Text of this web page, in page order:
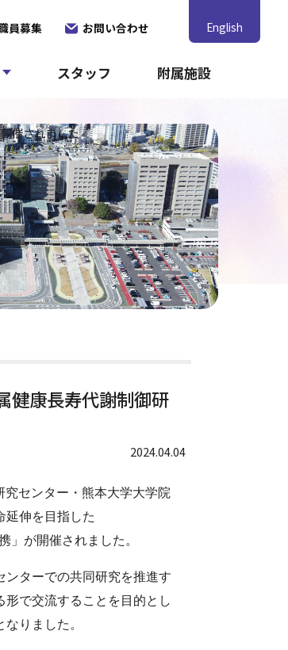
員募集 お問い合わせ English
スタッフ 附属施設
催されました
健康長寿代謝制御研
2024.04.04
センター・熊本大学大学院
延伸を目指した
」が開催されました。
ターでの共同研究を推進す
で交流することを目的とし
りました。